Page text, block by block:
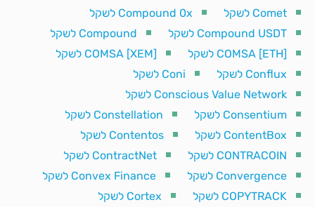
Comet לשקל
Compound 0x לשקל
Compound USDT לשקל
Compound לשקל
COMSA [ETH] לשקל
COMSA [XEM] לשקל
Conflux לשקל
Coni לשקל
Conscious Value Network לשקל
Consentium לשקל
Constellation לשקל
ContentBox לשקל
Contentos לשקל
CONTRACOIN לשקל
ContractNet לשקל
Convergence לשקל
Convex Finance לשקל
COPYTRACK לשקל
Cortex לשקל